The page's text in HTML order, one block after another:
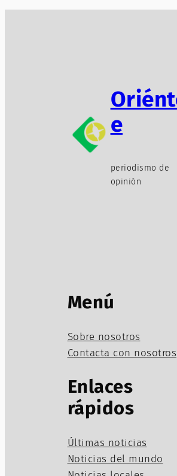
e
periodismo de
opinión
Menú
Sobre nosotros
Contacta con nosotros
Enlaces
rápidos
Últimas noticias
Noticias del mundo